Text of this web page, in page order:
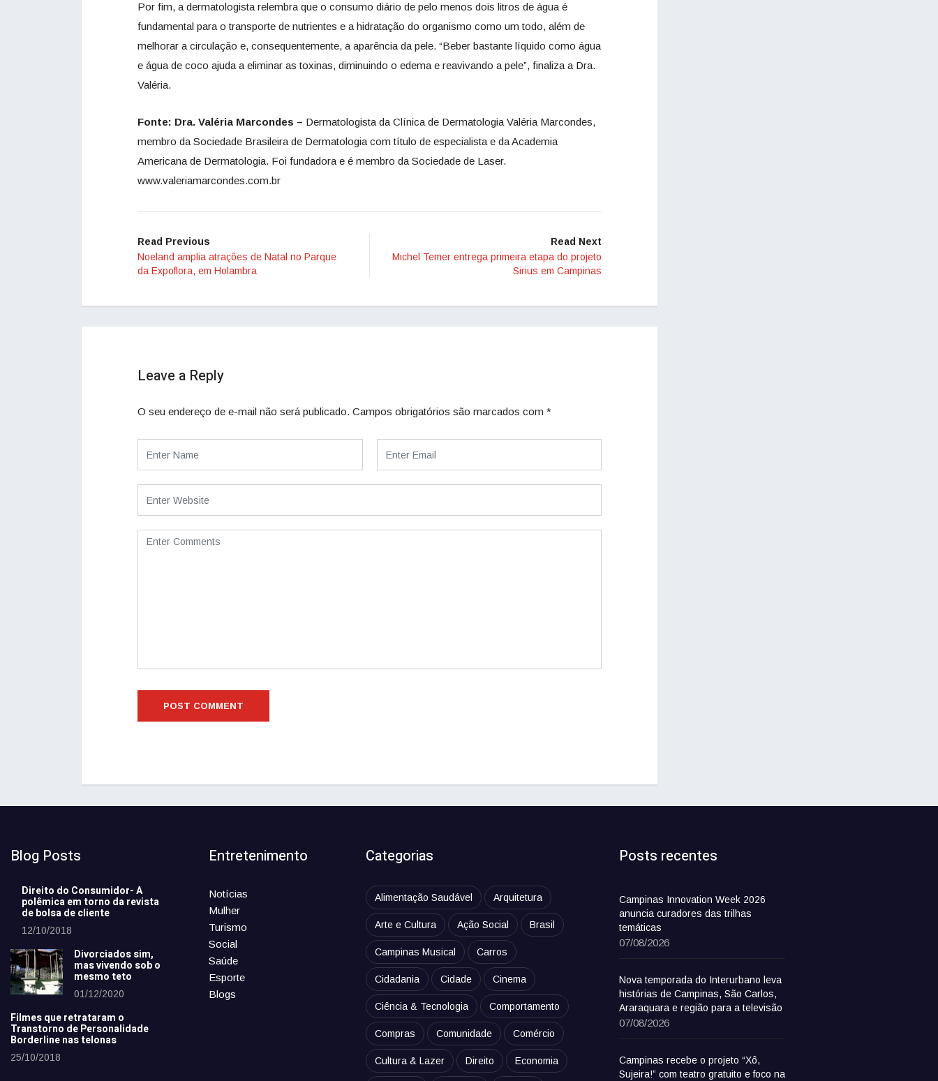
Por fim, a dermatologista relembra que o consumo diário de pelo menos dois litros de água é
fundamental para o transporte de nutrientes e a hidratação do organismo como um todo, além de
melhorar a circulação e, consequentemente, a aparência da pele. “Beber bastante líquido como água
e água de coco ajuda a eliminar as toxinas, diminuindo o edema e reavivando a pele”, finaliza a Dra.
Valéria.
Fonte: Dra. Valéria Marcondes – Dermatologista da Clínica de Dermatologia Valéria Marcondes,
membro da Sociedade Brasileira de Dermatologia com título de especialista e da Academia
Americana de Dermatologia. Foi fundadora e é membro da Sociedade de Laser.
www.valeriamarcondes.com.br
Read Previous
Noeland amplia atrações de Natal no Parque
da Expoflora, em Holambra
Read Next
Michel Temer entrega primeira etapa do projeto
Sirius em Campinas
Leave a Reply
O seu endereço de e-mail não será publicado. Campos obrigatórios são marcados com *
Blog Posts
Direito do Consumidor- A
polêmica em torno da revista
de bolsa de cliente
12/10/2018
Divorciados sim,
mas vivendo sob o
mesmo teto
01/12/2020
Filmes que retrataram o
Transtorno de Personalidade
Borderline nas telonas
25/10/2018
Entretenimento
Notícias
Mulher
Turismo
Social
Saúde
Esporte
Blogs
Categorias
Alimentação Saudável Arquitetura
Arte e Cultura Ação Social Brasil
Campinas Musical Carros
Cidadania Cidade Cinema
Ciência & Tecnologia Comportamento
Compras Comunidade Comércio
Cultura & Lazer Direito Economia
Posts recentes
Campinas Innovation Week 2026
anuncia curadores das trilhas
temáticas
07/08/2026
Nova temporada do Interurbano leva
histórias de Campinas, São Carlos,
Araraquara e região para a televisão
07/08/2026
Campinas recebe o projeto “Xô,
Sujeira!” com teatro gratuito e foco na